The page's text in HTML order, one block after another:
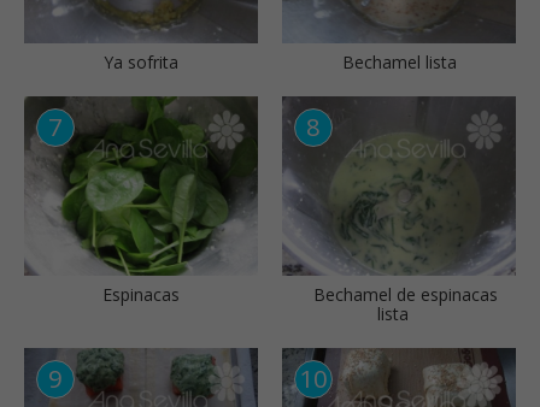
Ya sofrita Bechamel lista
Espinacas
Bechamel de espinacas
lista